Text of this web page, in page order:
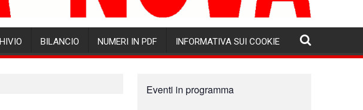
BILANCIO NUMERI IN PDF INFORMATIVA SUI COOKIE
Eventi in programma